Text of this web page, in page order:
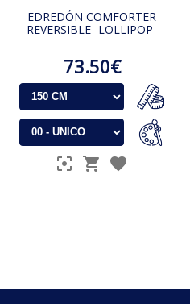
EDREDÓN COMFORTER
REVERSIBLE -LOLLIPOP-
73.50€